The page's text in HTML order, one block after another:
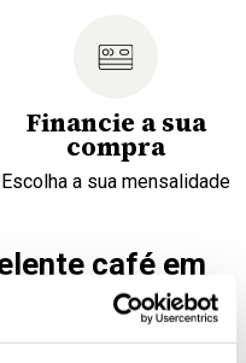
Financie a sua
compra
Escolha a sua mensalidade
café em
é fabricada com